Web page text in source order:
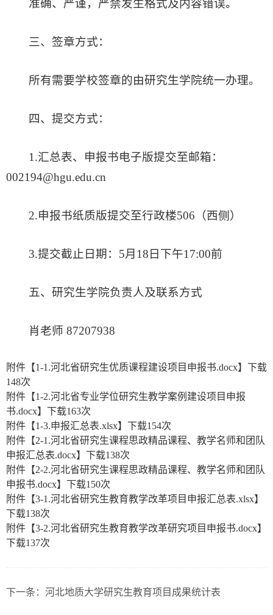
准确、严谨，严禁发生格式及内容错误。
三、签章方式：
所有需要学校签章的由研究生学院统一办理。
四、提交方式：
1.汇总表、申报书电子版提交至邮箱：
002194@hgu.edu.cn
2.申报书纸质版提交至行政楼506（西侧）
3.提交截止日期：5月18日下午17:00前
五、研究生学院负责人及联系方式
肖老师 87207938
附件【1-1.河北省研究生优质课程建设项目申报书.docx】下载
148次
附件【1-2.河北省专业学位研究生教学案例建设项目申报
书.docx】下载163次
附件【1-3.申报汇总表.xlsx】下载154次
附件【2-1.河北省研究生课程思政精品课程、教学名师和团队
申报汇总表.docx】下载138次
附件【2-2.河北省研究生课程思政精品课程、教学名师和团队
申报书.docx】下载150次
附件【3-1.河北省研究生教育教学改革项目申报汇总表.xlsx】
下载138次
附件【3-2.河北省研究生教育教学改革研究项目申报书.docx】
下载137次
下一条： 河北地质大学研究生教育项目成果统计表